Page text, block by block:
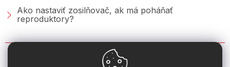
Ako nastaviť zosilňovač, ak má poháňať
reproduktory?
KONTAKT